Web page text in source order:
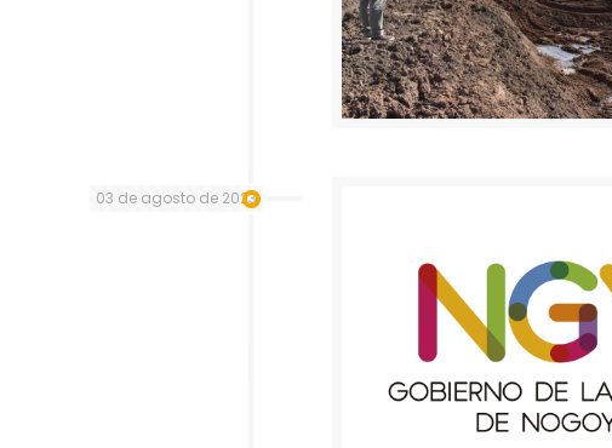
03 de agosto de 2023